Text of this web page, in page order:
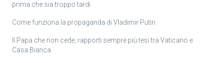
prima che sia troppo tardi
Come funziona la propaganda di Vladimir Putin
Il Papa che non cede, rapporti sempre più tesi tra Vaticano e
Casa Bianca